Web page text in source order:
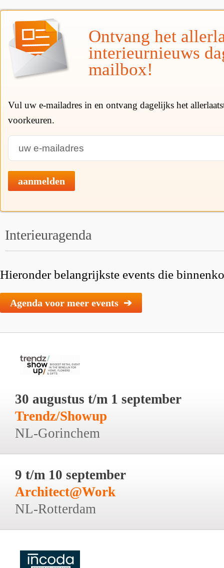
Ontvang het
interieurnieuws
mailbox!
Vul uw e-mailadres in en ontvang dagelijks het
voorkeuren.
aanmelden
Interieuragenda
Hieronder belangrijkste events die
Agenda voor meer events ➔
30 augustus t/m 1 september
Trendz/Showup
NL-Gorinchem
9 t/m 10 september
Architect@Work
NL-Rotterdam